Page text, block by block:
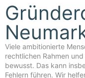
Viele ambitionierte
rechtlichen Rahmen
bewusst. Das kann
Fehlern führen. Wir